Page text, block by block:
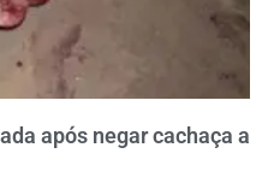
após negar cachaça a